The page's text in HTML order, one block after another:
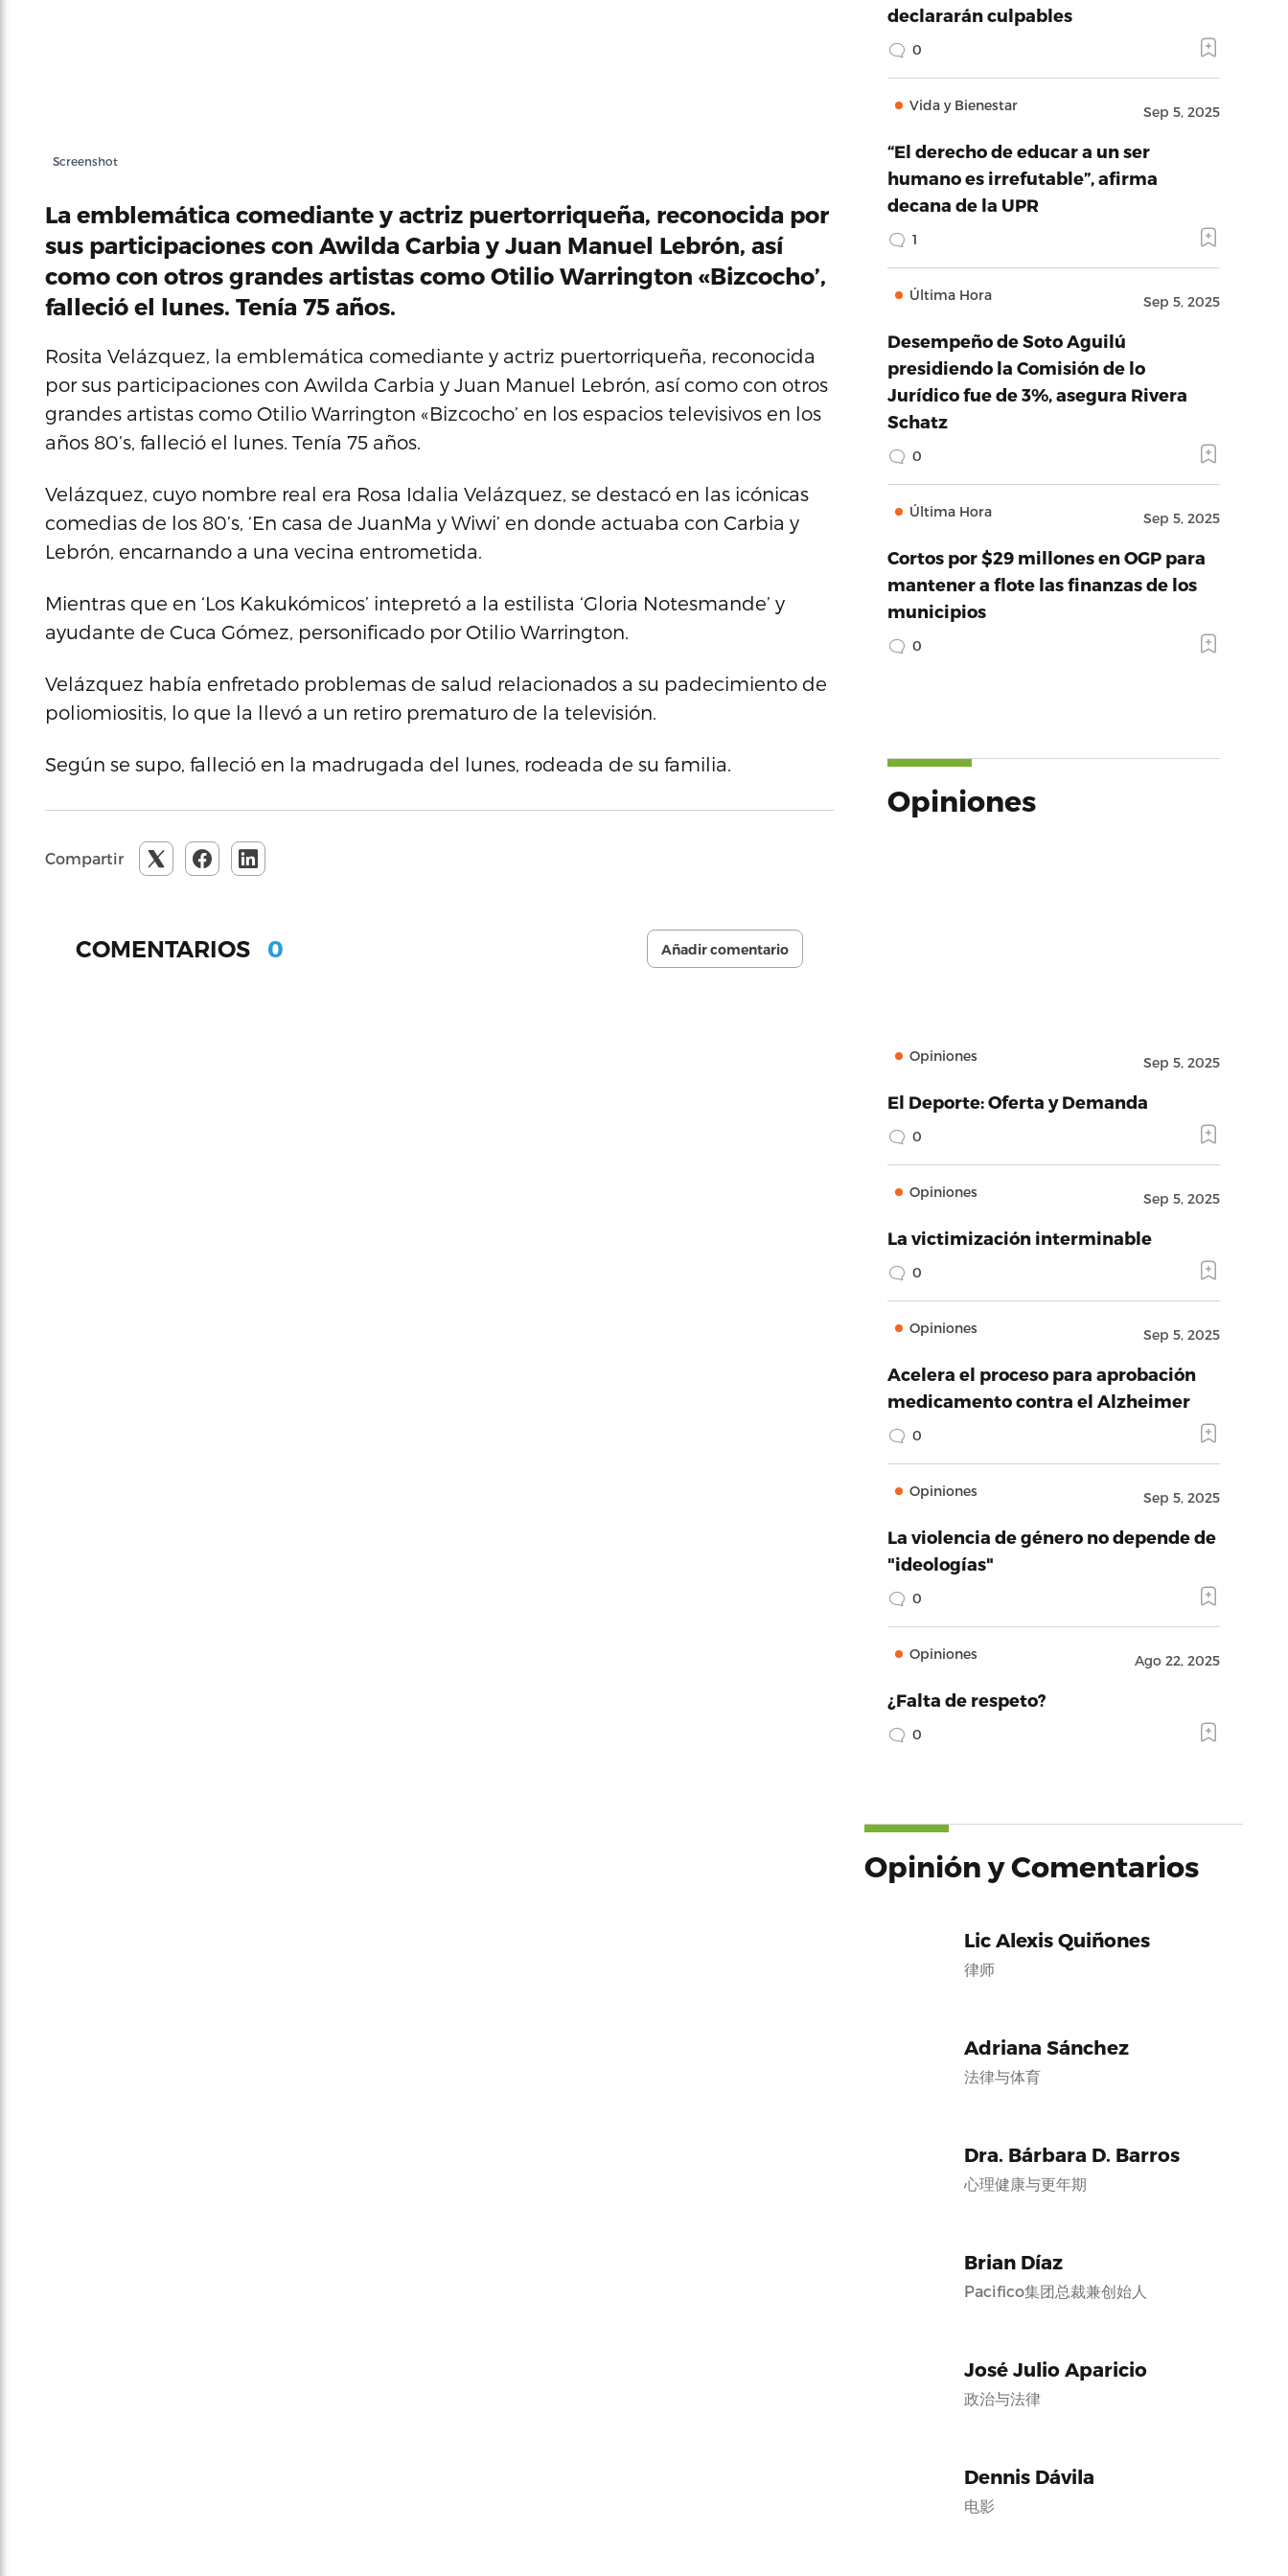
Screenshot
La emblemática comediante y actriz puertorriqueña, reconocida por
sus participaciones con Awilda Carbia y Juan Manuel Lebrón, así
como con otros grandes artistas como Otilio Warrington «Bizcocho’,
falleció el lunes. Tenía 75 años.
Rosita Velázquez, la emblemática comediante y actriz puertorriqueña, reconocida
por sus participaciones con Awilda Carbia y Juan Manuel Lebrón, así como con otros
grandes artistas como Otilio Warrington «Bizcocho’ en los espacios televisivos en los
años 80’s, falleció el lunes. Tenía 75 años.
Velázquez, cuyo nombre real era Rosa Idalia Velázquez, se destacó en las icónicas
comedias de los 80’s, ‘En casa de JuanMa y Wiwi’ en donde actuaba con Carbia y
Lebrón, encarnando a una vecina entrometida.
Mientras que en ‘Los Kakukómicos’ intepretó a la estilista ‘Gloria Notesmande’ y
ayudante de Cuca Gómez, personificado por Otilio Warrington.
Velázquez había enfretado problemas de salud relacionados a su padecimiento de
poliomiositis, lo que la llevó a un retiro prematuro de la televisión.
Según se supo, falleció en la madrugada del lunes, rodeada de su familia.
Compartir
COMENTARIOS 0 Añadir comentario
declararán culpables
0
Vida y Bienestar Sep 5, 2025
“El derecho de educar a un ser
humano es irrefutable”, afirma
decana de la UPR
1
Última Hora Sep 5, 2025
Desempeño de Soto Aguilú
presidiendo la Comisión de lo
Jurídico fue de 3%, asegura Rivera
Schatz
0
Última Hora Sep 5, 2025
Cortos por $29 millones en OGP para
mantener a flote las finanzas de los
municipios
0
Opiniones
Opiniones Sep 5, 2025
El Deporte: Oferta y Demanda
0
Opiniones Sep 5, 2025
La victimización interminable
0
Opiniones Sep 5, 2025
Acelera el proceso para aprobación
medicamento contra el Alzheimer
0
Opiniones Sep 5, 2025
La violencia de género no depende de
"ideologías"
0
Opiniones Ago 22, 2025
¿Falta de respeto?
0
Opinión y Comentarios
Lic Alexis Quiñones
律师
Adriana Sánchez
法律与体育
Dra. Bárbara D. Barros
心理健康与更年期
Brian Díaz
Pacifico集团总裁兼创始人
José Julio Aparicio
政治与法律
Dennis Dávila
电影